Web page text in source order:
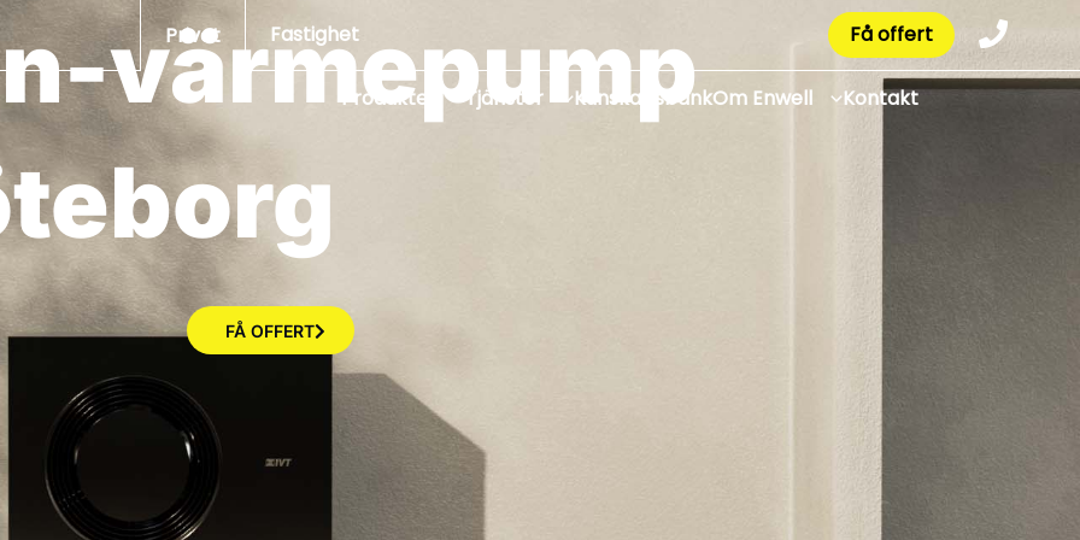
Privat Fastighet Få offert
Produkter Tjänster KunskapsbankOm Enwell Kontakt
värmepump
FÅ OFFERT